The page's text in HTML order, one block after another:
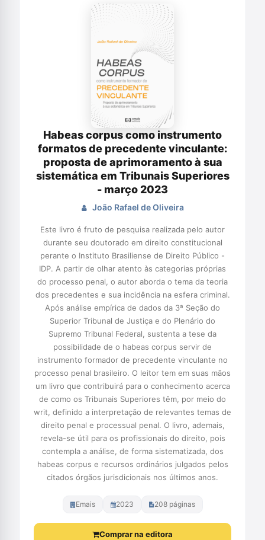
Habeas corpus como instrumento
formatos de precedente vinculante:
proposta de aprimoramento à sua
sistemática em Tribunais Superiores
- março 2023
João Rafael de Oliveira
Este livro é fruto de pesquisa realizada pelo autor
durante seu doutorado em direito constitucional
perante o Instituto Brasiliense de Direito Público -
IDP. A partir de olhar atento às categorias próprias
do processo penal, o autor aborda o tema da teoria
dos precedentes e sua incidência na esfera criminal.
Após análise empírica de dados da 3ª Seção do
Superior Tribunal de Justiça e do Plenário do
Supremo Tribunal Federal, sustenta a tese da
possibilidade de o habeas corpus servir de
instrumento formador de precedente vinculante no
processo penal brasileiro. O leitor tem em suas mãos
um livro que contribuirá para o conhecimento acerca
de como os Tribunais Superiores têm, por meio do
writ, definido a interpretação de relevantes temas de
direito penal e processual penal. O livro, ademais,
revela-se útil para os profissionais do direito, pois
contempla a análise, de forma sistematizada, dos
habeas corpus e recursos ordinários julgados pelos
citados órgãos jurisdicionais nos últimos anos.
Emais 2023 208 páginas
Comprar na editora